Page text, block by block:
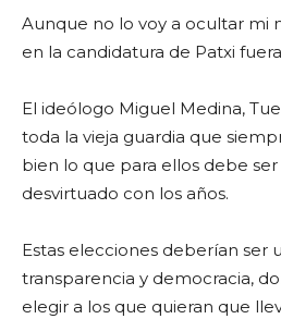
Aunque no lo voy a ocultar mi
en la candidatura de Patxi
El ideólogo Miguel Medina,
toda la vieja guardia que
bien lo que para ellos debe ser
desvirtuado con los años.
Estas elecciones deberían ser
transparencia y democracia,
elegir a los que quieran que